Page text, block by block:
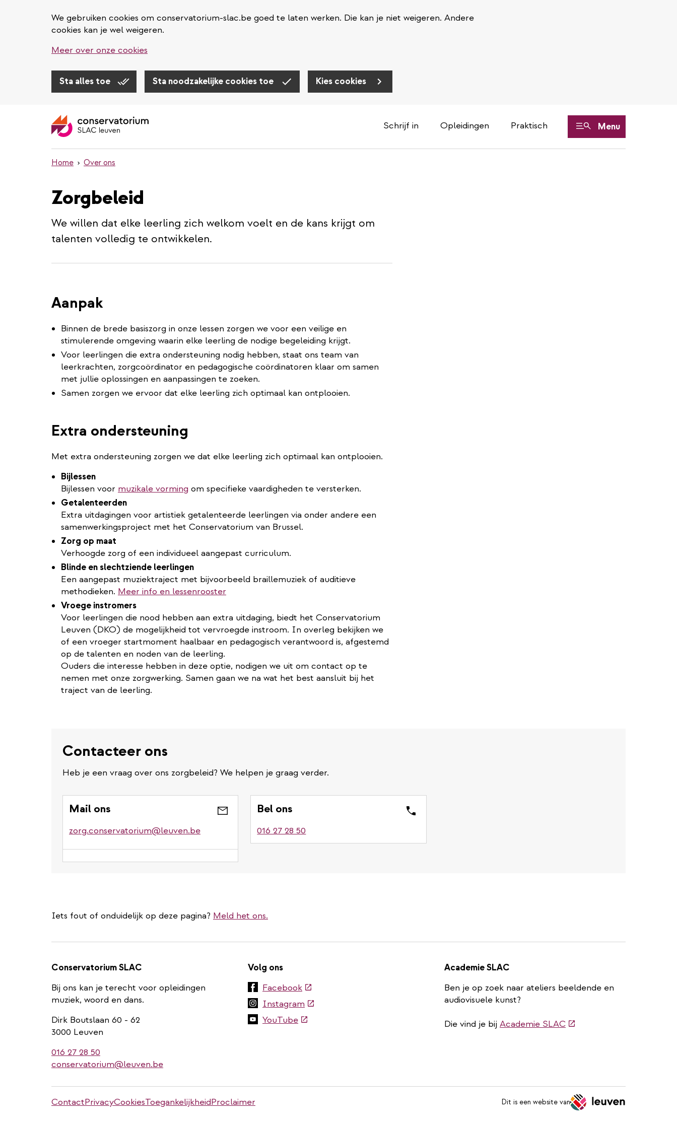
We gebruiken cookies om conservatorium-slac.be goed te laten werken. Die kan je niet weigeren. Andere
cookies kan je wel weigeren.
Meer over onze cookies
Sta alles toe Sta noodzakelijke cookies toe Kies cookies
Schrijf in Opleidingen Praktisch Menu
Home Over ons
Zorgbeleid
We willen dat elke leerling zich welkom voelt en de kans krijgt om
talenten volledig te ontwikkelen.
Aanpak
Binnen de brede basiszorg in onze lessen zorgen we voor een veilige en
stimulerende omgeving waarin elke leerling de nodige begeleiding krijgt.
Voor leerlingen die extra ondersteuning nodig hebben, staat ons team van
leerkrachten, zorgcoördinator en pedagogische coördinatoren klaar om samen
met jullie oplossingen en aanpassingen te zoeken.
Samen zorgen we ervoor dat elke leerling zich optimaal kan ontplooien.
Extra ondersteuning
Met extra ondersteuning zorgen we dat elke leerling zich optimaal kan ontplooien.
Bijlessen
Bijlessen voor muzikale vorming om specifieke vaardigheden te versterken.
Getalenteerden
Extra uitdagingen voor artistiek getalenteerde leerlingen via onder andere een
samenwerkingsproject met het Conservatorium van Brussel.
Zorg op maat
Verhoogde zorg of een individueel aangepast curriculum.
Blinde en slechtziende leerlingen
Een aangepast muziektraject met bijvoorbeeld braillemuziek of auditieve
methodieken. Meer info en lessenrooster
Vroege instromers
Voor leerlingen die nood hebben aan extra uitdaging, biedt het Conservatorium
Leuven (DKO) de mogelijkheid tot vervroegde instroom. In overleg bekijken we
of een vroeger startmoment haalbaar en pedagogisch verantwoord is, afgestemd
op de talenten en noden van de leerling.
Ouders die interesse hebben in deze optie, nodigen we uit om contact op te
nemen met onze zorgwerking. Samen gaan we na wat het best aansluit bij het
traject van de leerling.
Contacteer ons
Heb je een vraag over ons zorgbeleid? We helpen je graag verder.
Mail ons
zorg.conservatorium@leuven.be
Bel ons
016 27 28 50
Iets fout of onduidelijk op deze pagina? Meld het ons.
Conservatorium SLAC
Bij ons kan je terecht voor opleidingen
muziek, woord en dans.
Dirk Boutslaan 60 - 62
3000 Leuven
016 27 28 50
conservatorium@leuven.be
Volg ons
Facebook(externe
link)
Instagram (externe
link)
YouTube(externe
Academie SLAC
Ben je op zoek naar ateliers beeldende en
audiovisuele kunst?
Die vind je bij Academie SLAC(externe
Stadleuven
ContactPrivacyCookiesToegankelijkheidProclaimer Dit is een website van